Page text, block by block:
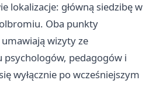
lokalizacje: główną siedzibę w
Oba punkty
wizyty ze
psychologów, pedagogów i
wyłącznie po wcześniejszym